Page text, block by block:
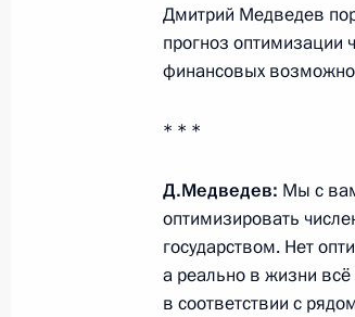
Совещание по
комплекса
Дмитрий Медведев
(Парламента)
наделения его
21 сентября 2010 года,
Дмитрий Медведев
прогноз оптимизации
финансовых
* * *
Д.Медведев: Мы с
оптимизировать
государством. Нет
а реально в жизни
в соответствии с